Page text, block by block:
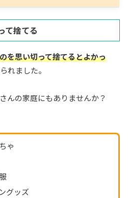
て捨てる
を思い切って捨てるとよかっ
れました。
んの家庭にもありませんか？
ゃ
グッズ